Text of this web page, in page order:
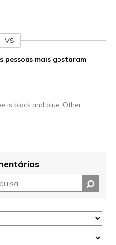
VS
pessoas mais gostaram
is black and blue. Other